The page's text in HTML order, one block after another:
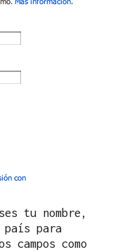
tu nombre,
para
como